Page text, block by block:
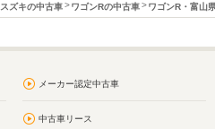
スズキの中古車 ワゴンRの中古車 ワゴンR・富山
メーカー認定中古車
中古車リース